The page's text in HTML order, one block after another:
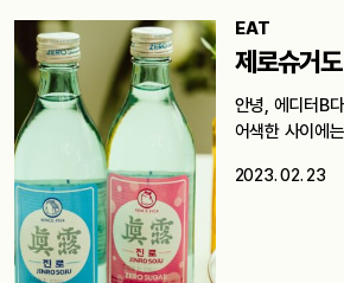
EAT
제로슈거
안녕, 에디터B
어색한 사이에
2023. 02. 23